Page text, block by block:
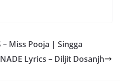
– Miss Pooja | Singga
Lyrics – Diljit Dosanjh